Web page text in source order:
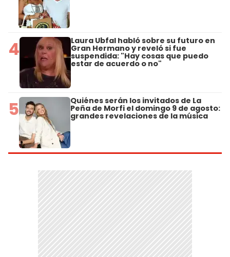
4 Laura Ubfal habló sobre su futuro en
Gran Hermano y reveló si fue
suspendida: "Hay cosas que puedo
estar de acuerdo o no"
5 Quiénes serán los invitados de La
Peña de Morfi el domingo 9 de agosto:
grandes revelaciones de la música